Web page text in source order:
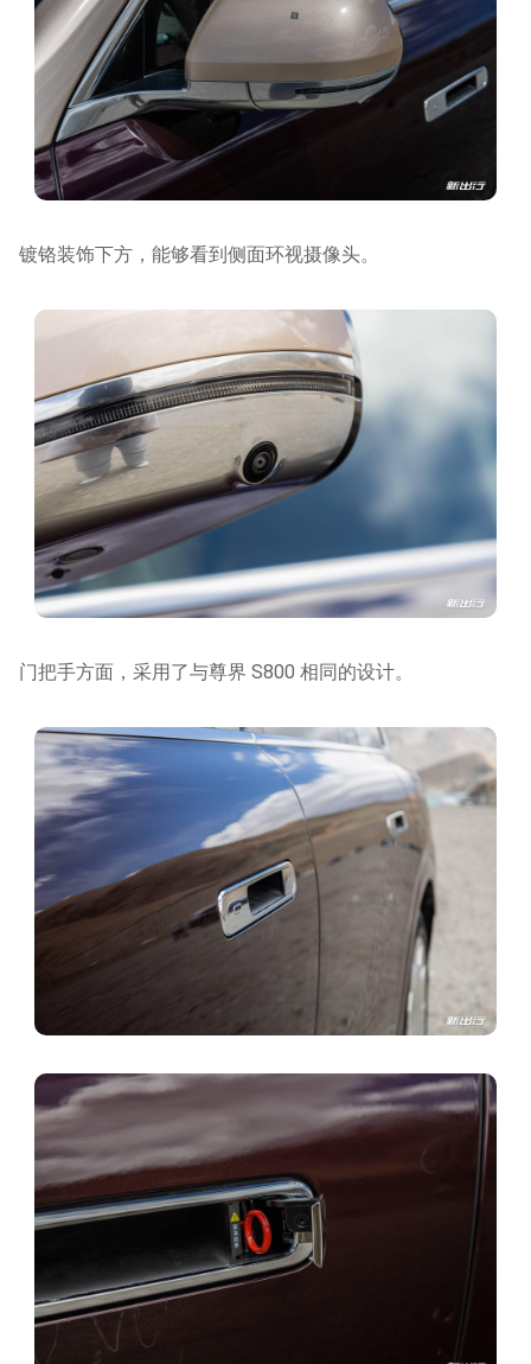
镀铬装饰下方，能够看到侧面环视摄像头。
门把手方面，采用了与尊界 S800 相同的设计。